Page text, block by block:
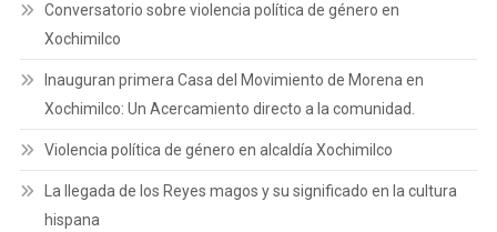
Conversatorio sobre violencia política de género en
Xochimilco
Inauguran primera Casa del Movimiento de Morena en
Xochimilco: Un Acercamiento directo a la comunidad.
Violencia política de género en alcaldía Xochimilco
La llegada de los Reyes magos y su significado en la cultura
hispana